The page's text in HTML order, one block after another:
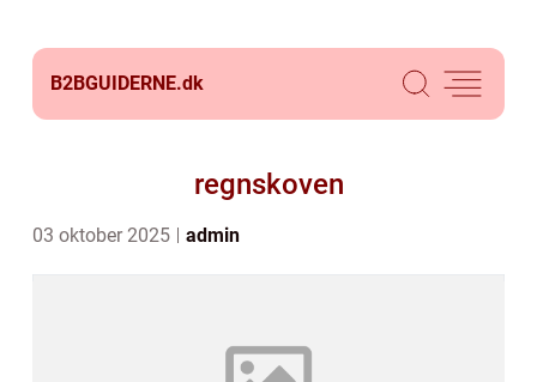
B2BGUIDERNE.dk
regnskoven
03 oktober 2025 admin